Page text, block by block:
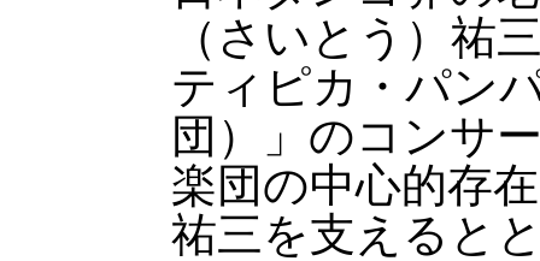
（さいとう）祐
ティピカ・パン
団）」のコンサ
楽団の中心的存
祐三を支えると